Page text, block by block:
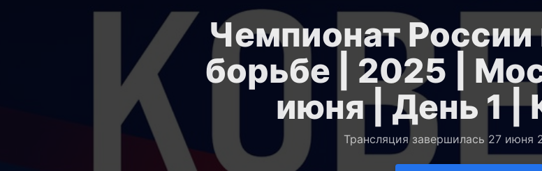
Чемпионат России
борьбе | 2025 |
июня | День 1 |
Трансляция завершилась 27 июня